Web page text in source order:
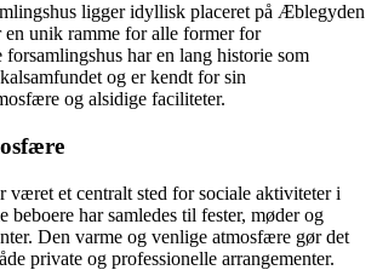
ligger idyllisk placeret på Æblegyden
unik ramme for alle former for
forsamlingshus har en lang historie som
og er kendt for sin
og alsidige faciliteter.
været et centralt sted for sociale aktiviteter i
beboere har samledes til fester, møder og
Den varme og venlige atmosfære gør det
private og professionelle arrangementer.